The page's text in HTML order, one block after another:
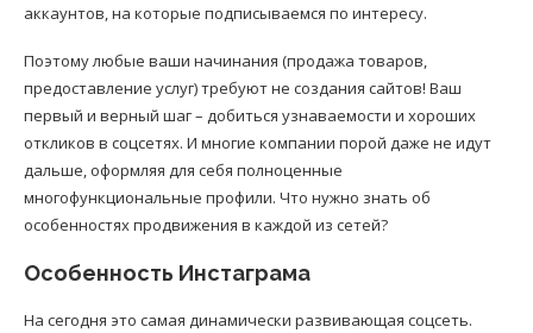
аккаунтов, на которые подписываемся по интересу.
Поэтому любые ваши начинания (продажа товаров,
предоставление услуг) требуют не создания сайтов! Ваш
первый и верный шаг – добиться узнаваемости и хороших
откликов в соцсетях. И многие компании порой даже не идут
дальше, оформляя для себя полноценные
многофункциональные профили. Что нужно знать об
особенностях продвижения в каждой из сетей?
Особенность Инстаграма
На сегодня это самая динамически развивающая соцсеть.